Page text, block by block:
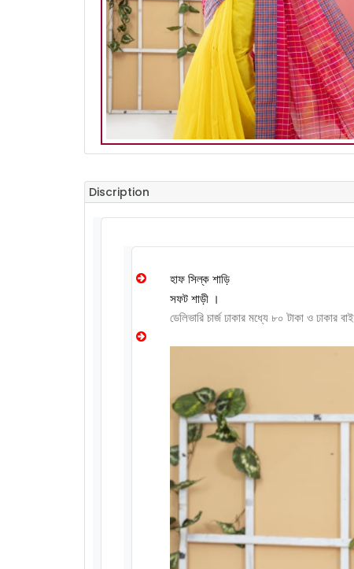
Discription
হাফ সিল্ক শাড়ি
সফট শাড়ী ।
ডেলিভারি চার্জ ঢাকার মধ্যে ৮০ টাকা ও ঢাকার